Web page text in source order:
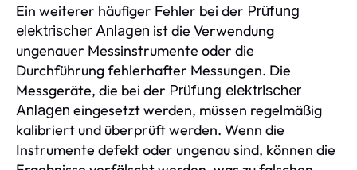
Ein weiterer häufiger Fehler bei der Prüfung
elektrischer Anlagen ist die Verwendung
ungenauer Messinstrumente oder die
Durchführung fehlerhafter Messungen. Die
Messgeräte, die bei der Prüfung elektrischer
Anlagen eingesetzt werden, müssen regelmäßig
kalibriert und überprüft werden. Wenn die
Instrumente defekt oder ungenau sind, können die